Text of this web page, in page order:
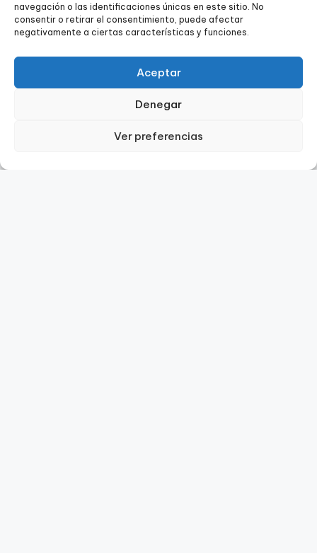
navegación o las identificaciones únicas en este sitio. No
consentir o retirar el consentimiento, puede afectar
negativamente a ciertas características y funciones.
Aceptar
Denegar
Ver preferencias